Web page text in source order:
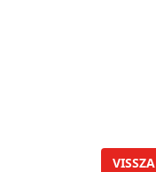
VISSZA